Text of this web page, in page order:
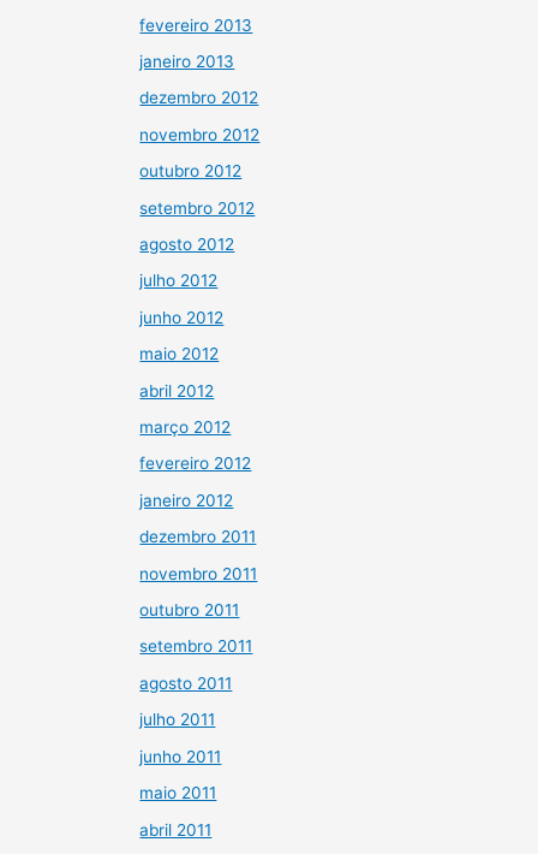
fevereiro 2013
janeiro 2013
dezembro 2012
novembro 2012
outubro 2012
setembro 2012
agosto 2012
julho 2012
junho 2012
maio 2012
abril 2012
março 2012
fevereiro 2012
janeiro 2012
dezembro 2011
novembro 2011
outubro 2011
setembro 2011
agosto 2011
julho 2011
junho 2011
maio 2011
abril 2011